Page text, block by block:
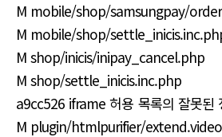
M mobile/shop/samsungpay/
M mobile/shop/
M shop/inicis/inipay_cancel.php
M shop/settle_inicis.inc.php
a9cc526 iframe 허용 목록의 잘못된
M plugin/htmlpurifier/